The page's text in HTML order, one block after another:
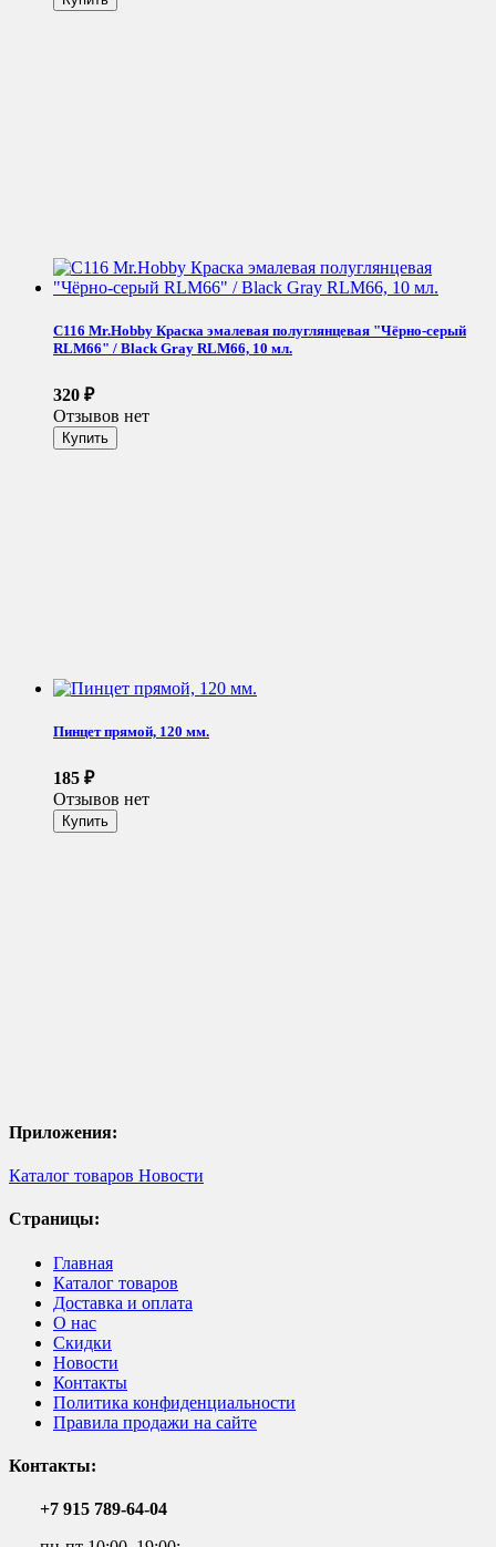
C116 Mr.Hobby Краска эмалевая полуглянцевая "Чёрно-серый
RLM66" / Black Gray RLM66, 10 мл.
320 ₽
Отзывов нет
Пинцет прямой, 120 мм.
185 ₽
Отзывов нет
Приложения:
Каталог товаров Новости
Страницы:
Главная
Каталог товаров
Доставка и оплата
О нас
Скидки
Новости
Контакты
Политика конфиденциальности
Правила продажи на сайте
Контакты:
+7 915 789-64-04